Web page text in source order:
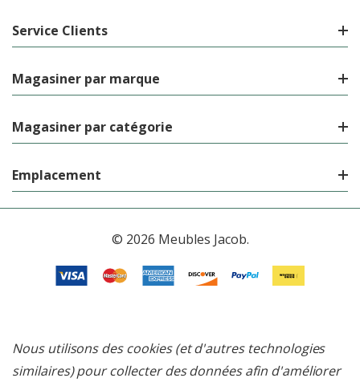
Service Clients
Magasiner par marque
Magasiner par catégorie
Emplacement
© 2026 Meubles Jacob.
Nous utilisons des cookies (et d'autres technologies
similaires) pour collecter des données afin d'améliorer